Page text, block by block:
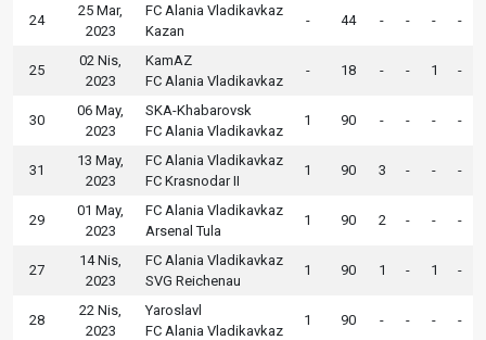
24
25 Mar,
2023
FC Alania Vladikavkaz
Kazan
- 44 - - - -
25
02 Nis,
2023
KamAZ
FC Alania Vladikavkaz
- 18 - - 1 -
30
06 May,
2023
SKA-Khabarovsk
FC Alania Vladikavkaz
1 90 - - - -
31
13 May,
2023
FC Alania Vladikavkaz
FC Krasnodar II
1 90 3 - - -
29
01 May,
2023
FC Alania Vladikavkaz
Arsenal Tula
1 90 2 - - -
27
14 Nis,
2023
FC Alania Vladikavkaz
SVG Reichenau
1 90 1 - 1 -
28
22 Nis,
2023
Yaroslavl
FC Alania Vladikavkaz
1 90 - - - -